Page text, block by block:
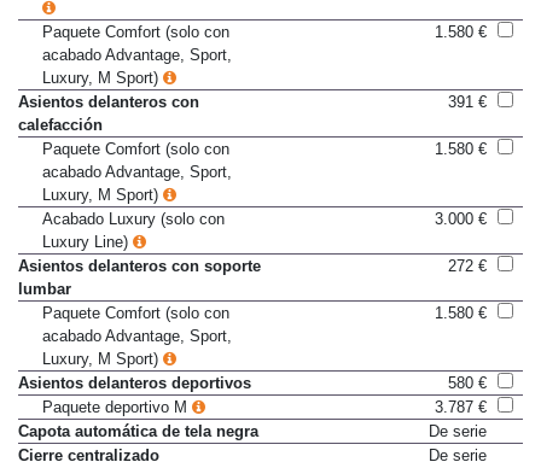
Asientos delanteros eléctricos
Paquete Comfort (solo con
acabado Advantage, Sport,
Luxury, M Sport)
Asientos delanteros con
calefacción
Paquete Comfort (solo con
acabado Advantage, Sport,
Luxury, M Sport)
Acabado Luxury (solo con
Luxury Line)
Asientos delanteros con soporte
lumbar
Paquete Comfort (solo con
acabado Advantage, Sport,
Luxury, M Sport)
Asientos delanteros deportivos
580 €
Paquete deportivo M
3.787 €
Capota automática de tela negra
De serie